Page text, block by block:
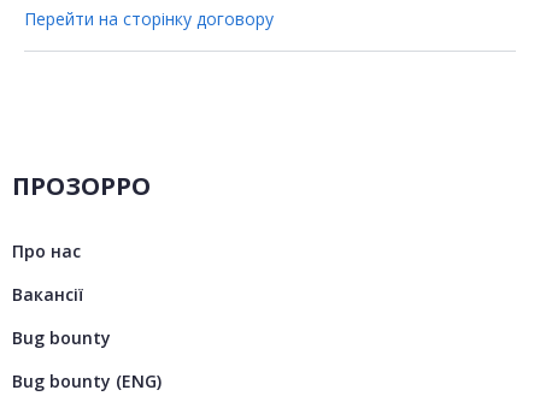
Перейти на сторінку договору
ПРОЗОРРО
Про нас
Вакансії
Bug bounty
Bug bounty (ENG)